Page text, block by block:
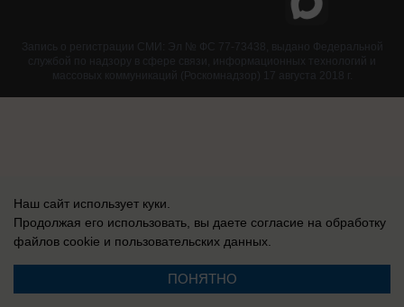
Запись о регистрации СМИ: Эл № ФС 77-73438, выдано Федеральной
службой по надзору в сфере связи, информационных технологий и
массовых коммуникаций (Роскомнадзор) 17 августа 2018 г.
Наш сайт использует куки.
Продолжая его использовать, вы даете согласие на обработку
файлов cookie и пользовательских данных.
ПОНЯТНО